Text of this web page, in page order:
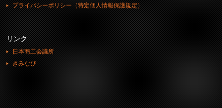
プライバシーポリシー（特定個人情報保護規定）
リンク
日本商工会議所
きみなび